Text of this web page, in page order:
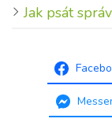
Jak psát